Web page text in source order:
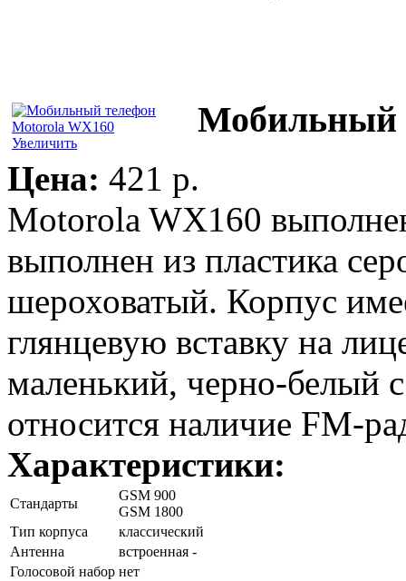
Увеличить
Мобильный
Цена: 421 p.
Motorola WX160
выполнен из пластика
шероховатый. Корпус
глянцевую вставку на
маленький, черно-белый
относится наличие FM-
Характеристики:
Стандарты
GSM 900
GSM 1800
Тип корпуса
классический
Антенна
встроенная -
Голосовой набор нет